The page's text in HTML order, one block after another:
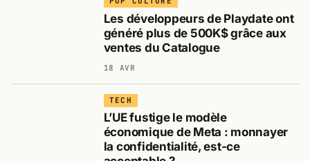
Les développeurs de Playdate ont
généré plus de 500K$ grâce aux
ventes du Catalogue
18 AVR
TECH
L’UE fustige le modèle
économique de Meta : monnayer
la confidentialité, est-ce